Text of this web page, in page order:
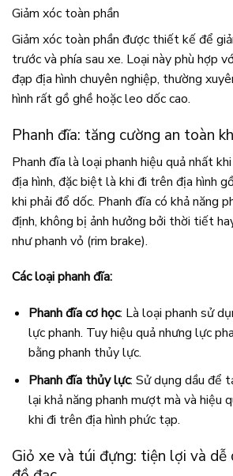
Giảm xóc toàn phần
Giảm xóc toàn phần được thiết kế để
trước và phía sau xe. Loại này phù hợp
đạp địa hình chuyên nghiệp, thường
hình rất gồ ghề hoặc leo dốc cao.
Phanh đĩa: tăng cường an toàn
Phanh đĩa là loại phanh hiệu quả nhất
địa hình, đặc biệt là khi đi trên địa hình
khi phải đổ dốc. Phanh đĩa có khả năng
định, không bị ảnh hưởng bởi thời tiết
như phanh vỏ (rim brake).
Các loại phanh đĩa:
Phanh đĩa cơ học: Là loại phanh sử
lực phanh. Tuy hiệu quả nhưng lực
bằng phanh thủy lực.
Phanh đĩa thủy lực: Sử dụng dầu để
lại khả năng phanh mượt mà và hiệu
khi đi trên địa hình phức tạp.
Giỏ xe và túi đựng: tiện lợi và dễ